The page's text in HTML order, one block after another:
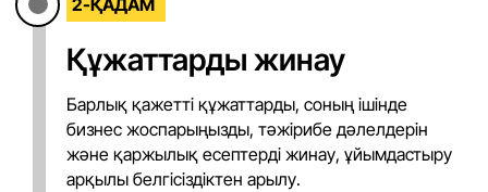
Құжаттарды жинау
Барлық қажетті құжаттарды, соның ішінде
бизнес жоспарыңызды, тәжірибе дәлелдерін
және қаржылық есептерді жинау, ұйымдастыру
арқылы белгісіздіктен арылу.